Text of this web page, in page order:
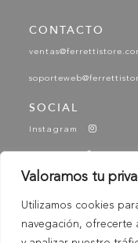
Valoramos tu
Utilizamos cookies
navegación, ofrecerte
CONTACTO
SOCIAL
Instagram
YouTube
Tik Tok